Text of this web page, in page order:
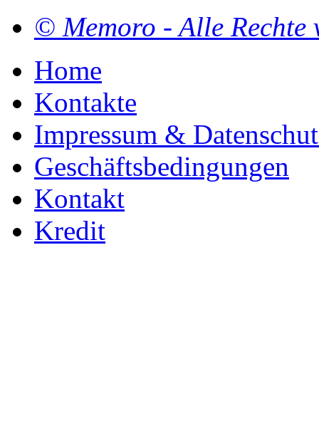
© Memoro - Alle Rechte
Home
Kontakte
Impressum &
Geschäftsbedingungen
Kontakt
Kredit